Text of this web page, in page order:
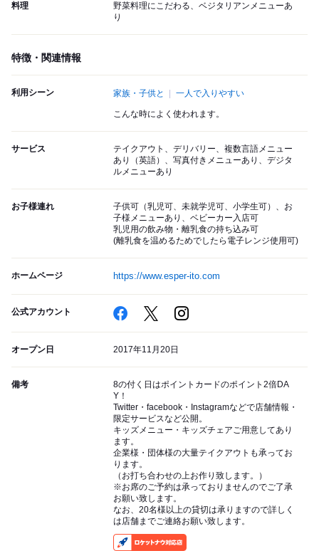
料理
野菜料理にこだわる、ベジタリアンメニューあ
り
特徴・関連情報
利用シーン 家族・子供と 一人で入りやすい
こんな時によく使われます。
サービス
テイクアウト、デリバリー、複数言語メニュー
あり（英語）、写真付きメニューあり、デジタ
ルメニューあり
お子様連れ
子供可（乳児可、未就学児可、小学生可）、お
子様メニューあり、ベビーカー入店可
乳児用の飲み物・離乳食の持ち込み可
(離乳食を温めるためでしたら電子レンジ使用可)
ホームページ https://www.esper-ito.com
公式アカウント
オープン日 2017年11月20日
備考
8の付く日はポイントカードのポイント2倍DA
Y！
Twitter・facebook・Instagramなどで店舗情報・
限定サービスなど公開。
キッズメニュー・キッズチェアご用意してあり
ます。
企業様・団体様の大量テイクアウトも承ってお
ります。
（お打ち合わせの上お作り致します。）
※お席のご予約は承っておりませんのでご了承
お願い致します。
なお、20名様以上の貸切は承りますので詳しく
は店舗までご連絡お願い致します。